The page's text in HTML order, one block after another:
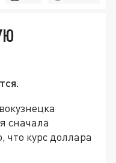
сначала
что курс доллара